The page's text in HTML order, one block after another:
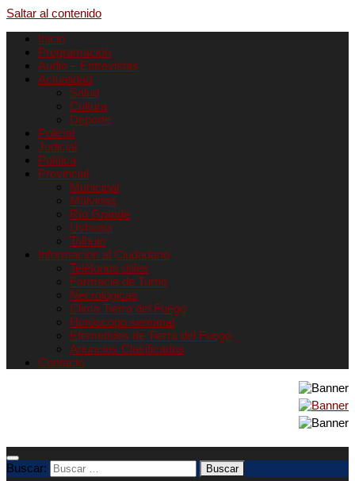
Saltar al contenido
Inicio
Programación
Audio – Entrevistas
Actualidad
Salud
Cultura
Deporte
Policial
Judicial
Política
Provincial
Municipal
Malvinas
Río Grande
Ushuaia
Tolhuin
Informacion al Ciudadano
Teléfonos útiles
Farmacia de Turno
Necrológicas
Clima Tierra del Fuego
Horóscopo semanal
Efemerides de Tierra del Fuego
Anuncios Clasificados
Contacto
Buscar: